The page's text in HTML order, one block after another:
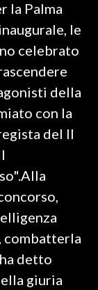
la Palma
le
celebrato
della
con la
del Il
combatterla
detto
giuria